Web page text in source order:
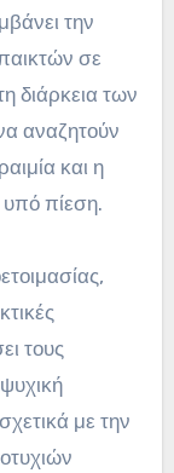
την
σε
διάρκεια των
αναζητούν
και η
υπό πίεση.
τους
με την